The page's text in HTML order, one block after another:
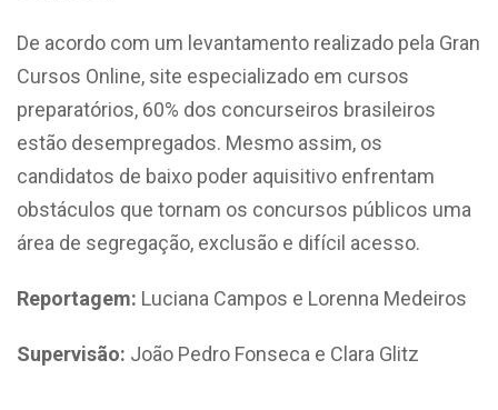
De acordo com um levantamento realizado pela Gran
Cursos Online, site especializado em cursos
preparatórios, 60% dos concurseiros brasileiros
estão desempregados. Mesmo assim, os
candidatos de baixo poder aquisitivo enfrentam
obstáculos que tornam os concursos públicos uma
área de segregação, exclusão e difícil acesso.
Reportagem: Luciana Campos e Lorenna Medeiros
Supervisão: João Pedro Fonseca e Clara Glitz